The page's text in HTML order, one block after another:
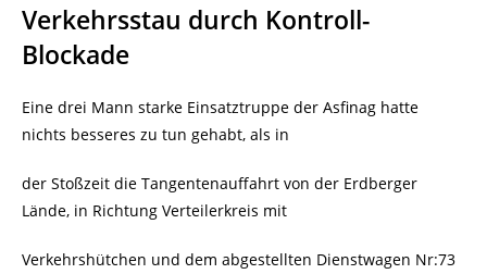
Verkehrsstau durch Kontroll-
Blockade
Eine drei Mann starke Einsatztruppe der Asfinag hatte
nichts besseres zu tun gehabt, als in
der Stoßzeit die Tangentenauffahrt von der Erdberger
Lände, in Richtung Verteilerkreis mit
Verkehrshütchen und dem abgestellten Dienstwagen Nr:73